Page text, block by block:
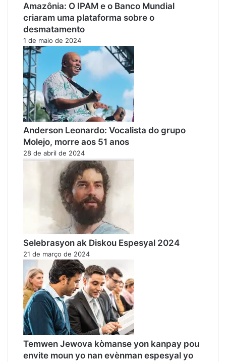
Amazônia: O IPAM e o Banco Mundial
criaram uma plataforma sobre o
desmatamento
1 de maio de 2024
Anderson Leonardo: Vocalista do grupo
Molejo, morre aos 51 anos
28 de abril de 2024
Selebrasyon ak Diskou Espesyal 2024
21 de março de 2024
Temwen Jewova kòmanse yon kanpay pou
envite moun yo nan evènman espesyal yo